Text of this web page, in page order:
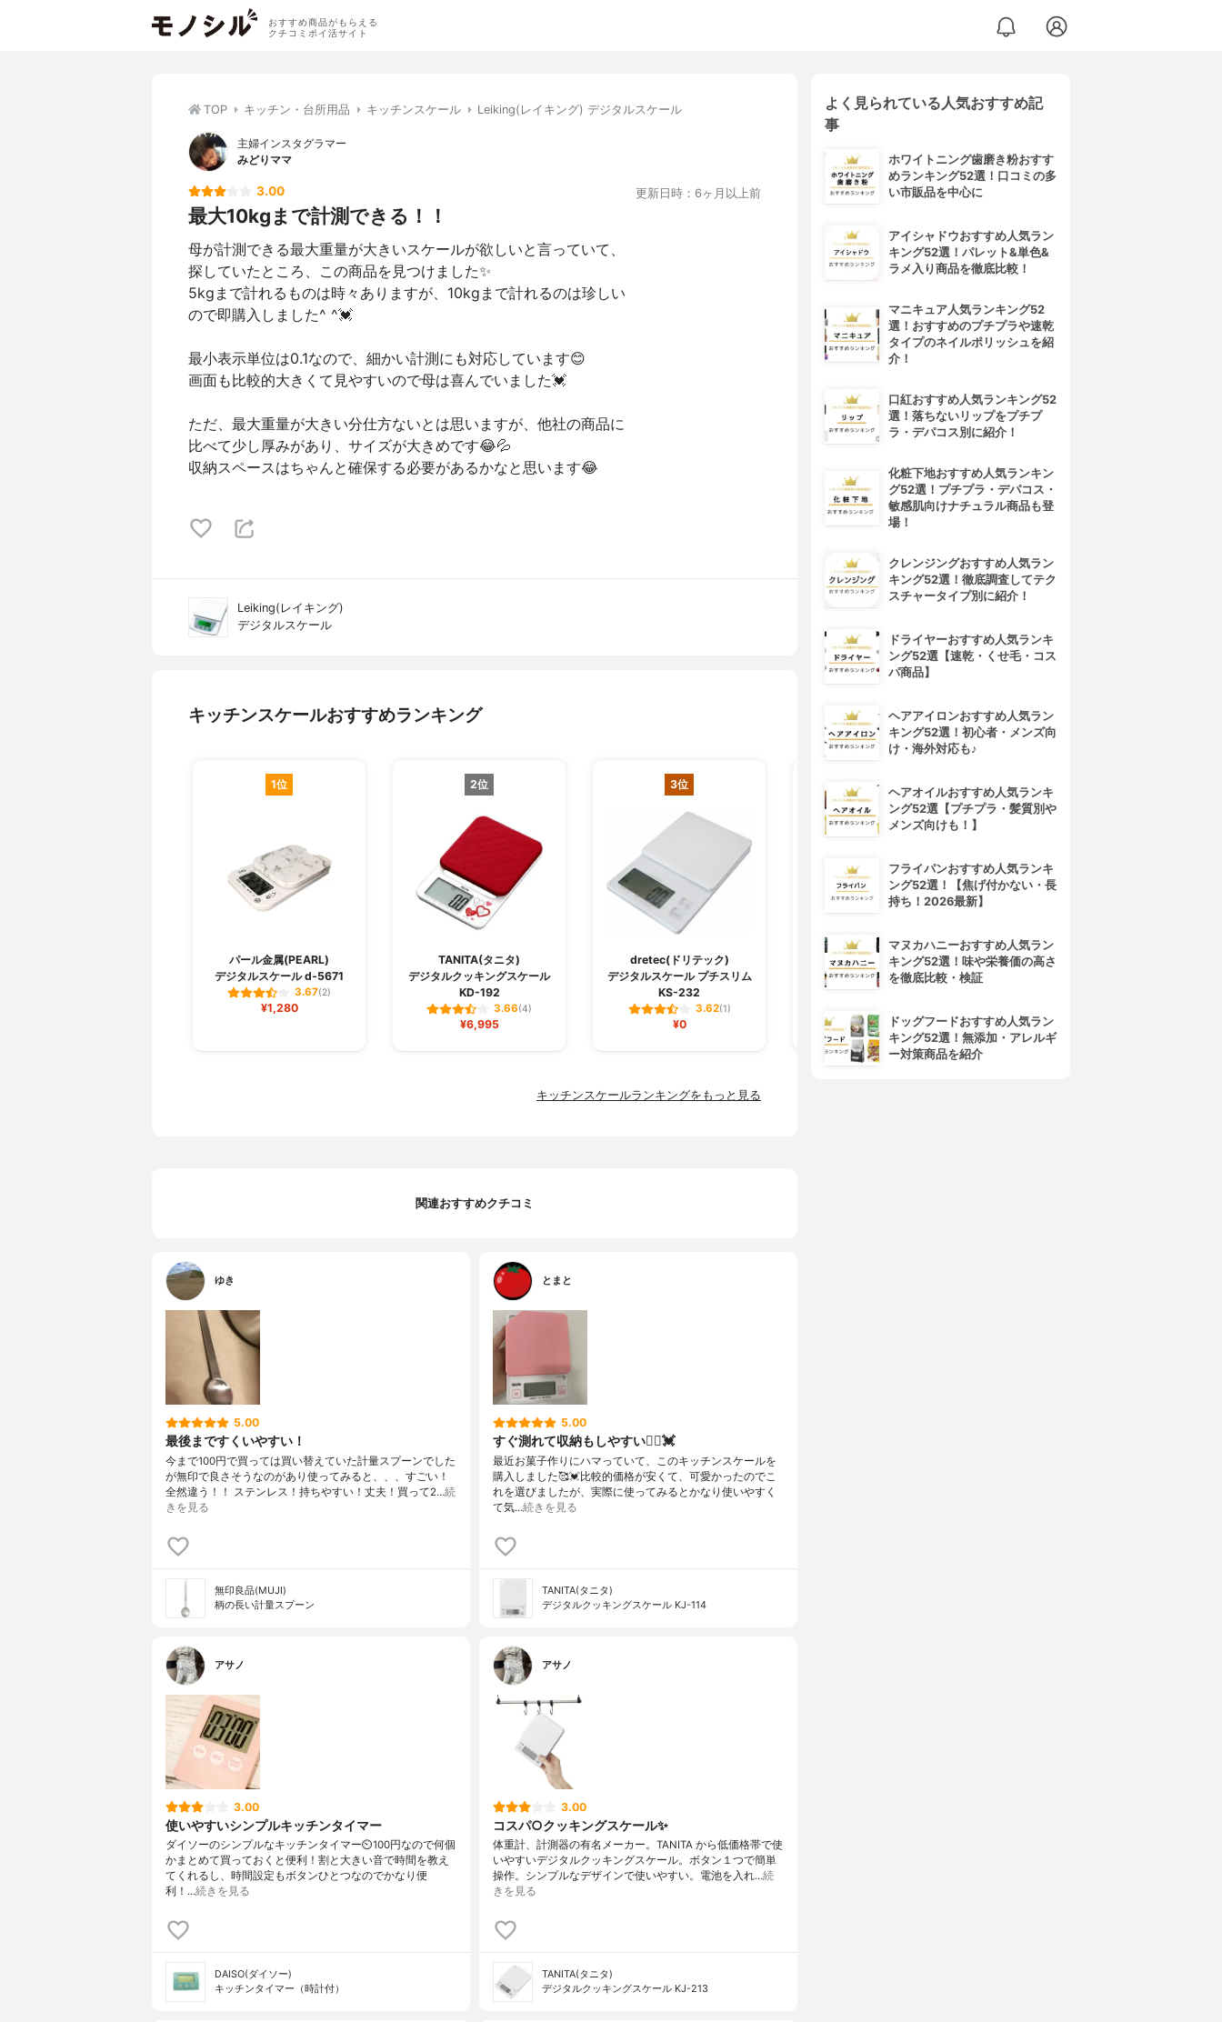
おすすめ商品がもらえる
クチコミポイ活サイト
TOP キッチン・台所用品 キッチンスケール Leiking(レイキング) デジタルスケール
主婦インスタグラマー
みどりママ
3.00 更新日時：6ヶ月以上前
最大10kgまで計測できる！！
母が計測できる最大重量が大きいスケールが欲しいと言っていて、
探していたところ、この商品を見つけました✨
5kgまで計れるものは時々ありますが、10kgまで計れるのは珍しい
ので即購入しました^ ^💓
最小表示単位は0.1なので、細かい計測にも対応しています😊
画面も比較的大きくて見やすいので母は喜んでいました💓
ただ、最大重量が大きい分仕方ないとは思いますが、他社の商品に
比べて少し厚みがあり、サイズが大きめです😂💦
収納スペースはちゃんと確保する必要があるかなと思います😂
Leiking(レイキング)
デジタルスケール
キッチンスケールおすすめランキング
1位
パール金属(PEARL)
デジタルスケール d-5671
3.67(2)
¥1,280
2位
TANITA(タニタ)
デジタルクッキングスケール
KD-192
3.66(4)
¥6,995
3位
dretec(ドリテック)
デジタルスケール プチスリム
KS-232
3.62(1)
¥0
4位
TANITA(タニタ)
洗えるクッキングスケール
¥2,403
NITORI(ニトリ)
キッチンスケールランキングをもっと見る
関連おすすめクチコミ
ゆき
5.00
最後まですくいやすい！
今まで100円で買っては買い替えていた計量スプーンでした
が無印で良さそうなのがあり使ってみると、、、すごい！
全然違う！！ ステンレス！持ちやすい！丈夫！買って2…続
きを見る
無印良品(MUJI)
柄の長い計量スプーン
とまと
5.00
すぐ測れて収納もしやすい🙆‍♀️💓
最近お菓子作りにハマっていて、このキッチンスケールを
購入しました🥰💓比較的価格が安くて、可愛かったのでこ
れを選びましたが、実際に使ってみるとかなり使いやすく
て気…続きを見る
TANITA(タニタ)
デジタルクッキングスケール KJ-114
アサノ
3.00
使いやすいシンプルキッチンタイマー
ダイソーのシンプルなキッチンタイマー⏲100円なので何個
かまとめて買っておくと便利！割と大きい音で時間を教え
てくれるし、時間設定もボタンひとつなのでかなり便
利！…続きを見る
DAISO(ダイソー)
キッチンタイマー（時計付）
アサノ
3.00
コスパ○クッキングスケール✨
体重計、計測器の有名メーカー。TANITA から低価格帯で使
いやすいデジタルクッキングスケール。ボタン１つで簡単
操作。シンプルなデザインで使いやすい。電池を入れ…続
きを見る
TANITA(タニタ)
デジタルクッキングスケール KJ-213
よく見られている人気おすすめ記
事
ホワイトニング歯磨き粉おすす
めランキング52選！口コミの多
い市販品を中心に
アイシャドウおすすめ人気ラン
キング52選！パレット&単色&
ラメ入り商品を徹底比較！
マニキュア人気ランキング52
選！おすすめのプチプラや速乾
タイプのネイルポリッシュを紹
介！
口紅おすすめ人気ランキング52
選！落ちないリップをプチプ
ラ・デパコス別に紹介！
化粧下地おすすめ人気ランキン
グ52選！プチプラ・デパコス・
敏感肌向けナチュラル商品も登
場！
クレンジングおすすめ人気ラン
キング52選！徹底調査してテク
スチャータイプ別に紹介！
ドライヤーおすすめ人気ランキ
ング52選【速乾・くせ毛・コス
パ商品】
ヘアアイロンおすすめ人気ラン
キング52選！初心者・メンズ向
け・海外対応も♪
ヘアオイルおすすめ人気ランキ
ング52選【プチプラ・髪質別や
メンズ向けも！】
フライパンおすすめ人気ランキ
ング52選！【焦げ付かない・長
持ち！2026最新】
マヌカハニーおすすめ人気ラン
キング52選！味や栄養価の高さ
を徹底比較・検証
ドッグフードおすすめ人気ラン
キング52選！無添加・アレルギ
ー対策商品を紹介